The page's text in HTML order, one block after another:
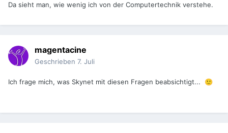
Da sieht man, wie wenig ich von der Computertechnik verstehe.
magentacine
Geschrieben 7. Juli
Ich frage mich, was Skynet mit diesen Fragen beabsichtigt... 🙂